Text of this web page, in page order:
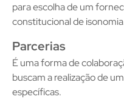
para escolha de um
constitucional de
Parcerias
É uma forma de
buscam a realização de
específicas.